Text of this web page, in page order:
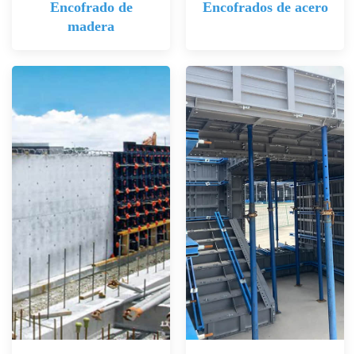
Encofrado de
madera
Encofrados de acero